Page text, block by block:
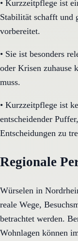
• Kurzzeitpflege ist
Stabilität schafft und
vorbereitet.
• Sie ist besonders
oder Krisen zuhause
muss.
• Kurzzeitpflege ist
entscheidender
Entscheidungen zu
Regionale
Würselen in
reale Wege,
betrachtet werden.
Wohnlagen können